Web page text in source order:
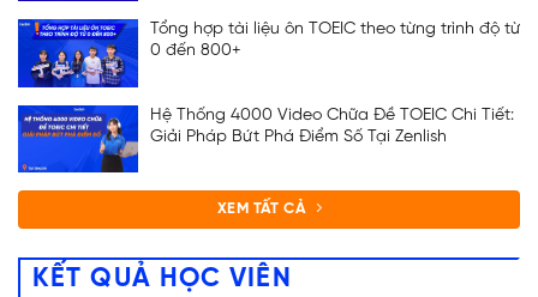
Tổng hợp tài liệu ôn TOEIC theo từng trình độ từ
0 đến 800+
Hệ Thống 4000 Video Chữa Đề TOEIC Chi Tiết:
Giải Pháp Bứt Phá Điểm Số Tại Zenlish
XEM TẤT CẢ
KẾT QUẢ HỌC VIÊN